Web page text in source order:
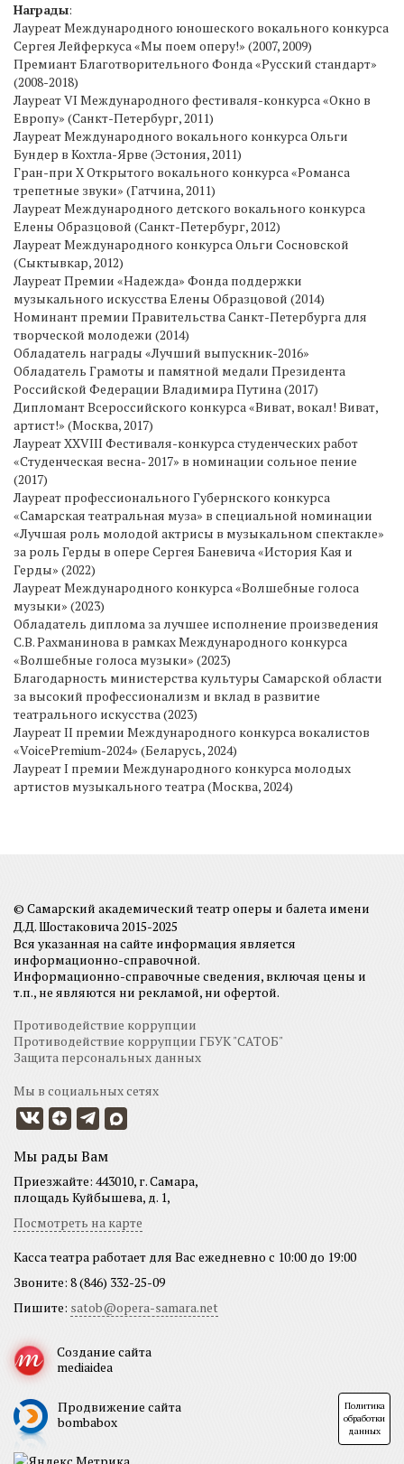
Награды:
Лауреат Международного юношеского вокального конкурса
Сергея Лейферкуса «Мы поем оперу!» (2007, 2009)
Премиант Благотворительного Фонда «Русский стандарт»
(2008-2018)
Лауреат VI Международного фестиваля-конкурса «Окно в
Европу» (Санкт-Петербург, 2011)
Лауреат Международного вокального конкурса Ольги
Бундер в Кохтла-Ярве (Эстония, 2011)
Гран-при X Открытого вокального конкурса «Романса
трепетные звуки» (Гатчина, 2011)
Лауреат Международного детского вокального конкурса
Елены Образцовой (Санкт-Петербург, 2012)
Лауреат Международного конкурса Ольги Сосновской
(Сыктывкар, 2012)
Лауреат Премии «Надежда» Фонда поддержки
музыкального искусства Елены Образцовой (2014)
Номинант премии Правительства Санкт-Петербурга для
творческой молодежи (2014)
Обладатель награды «Лучший выпускник-2016»
Обладатель Грамоты и памятной медали Президента
Российской Федерации Владимира Путина (2017)
Дипломант Всероссийского конкурса «Виват, вокал! Виват,
артист!» (Москва, 2017)
Лауреат XXVIII Фестиваля-конкурса студенческих работ
«Студенческая весна- 2017» в номинации сольное пение
(2017)
Лауреат профессионального Губернского конкурса
«Самарская театральная муза» в специальной номинации
«Лучшая роль молодой актрисы в музыкальном спектакле»
за роль Герды в опере Сергея Баневича «История Кая и
Герды» (2022)
Лауреат Международного конкурса «Волшебные голоса
музыки» (2023)
Обладатель диплома за лучшее исполнение произведения
С.В. Рахманинова в рамках Международного конкурса
«Волшебные голоса музыки» (2023)
Благодарность министерства культуры Самарской области
за высокий профессионализм и вклад в развитие
театрального искусства (2023)
Лауреат II премии Международного конкурса вокалистов
«VoicePremium-2024» (Беларусь, 2024)
Лауреат I премии Международного конкурса молодых
артистов музыкального театра (Москва, 2024)
© Самарский академический театр оперы и балета имени
Д.Д. Шостаковича 2015-2025
Вся указанная на сайте информация является
информационно-справочной.
Информационно-справочные сведения, включая цены и
т.п., не являются ни рекламой, ни офертой.
Противодействие коррупции
Противодействие коррупции ГБУК "САТОБ"
Защита персональных данных
Мы в социальных сетях
Мы рады Вам
Приезжайте: 443010, г. Самара,
площадь Куйбышева, д. 1,
Посмотреть на карте
Касса театра работает для Вас ежедневно с 10:00 до 19:00
Звоните: 8 (846) 332-25-09
Пишите: satob@opera-samara.net
Создание сайта
mediaidea
Продвижение сайта
bombabox
Политика
обработки
данных